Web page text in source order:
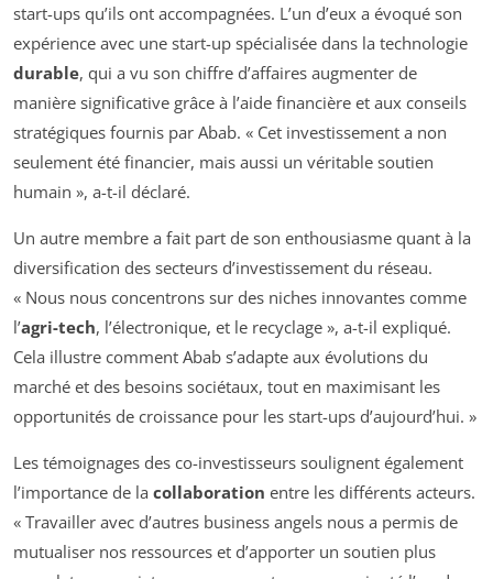
start-ups qu’ils ont accompagnées. L’un d’eux a évoqué son
expérience avec une start-up spécialisée dans la technologie
durable, qui a vu son chiffre d’affaires augmenter de
manière significative grâce à l’aide financière et aux conseils
stratégiques fournis par Abab. « Cet investissement a non
seulement été financier, mais aussi un véritable soutien
humain », a-t-il déclaré.
Un autre membre a fait part de son enthousiasme quant à la
diversification des secteurs d’investissement du réseau.
« Nous nous concentrons sur des niches innovantes comme
l’agri-tech, l’électronique, et le recyclage », a-t-il expliqué.
Cela illustre comment Abab s’adapte aux évolutions du
marché et des besoins sociétaux, tout en maximisant les
opportunités de croissance pour les start-ups d’aujourd’hui. »
Les témoignages des co-investisseurs soulignent également
l’importance de la collaboration entre les différents acteurs.
« Travailler avec d’autres business angels nous a permis de
mutualiser nos ressources et d’apporter un soutien plus